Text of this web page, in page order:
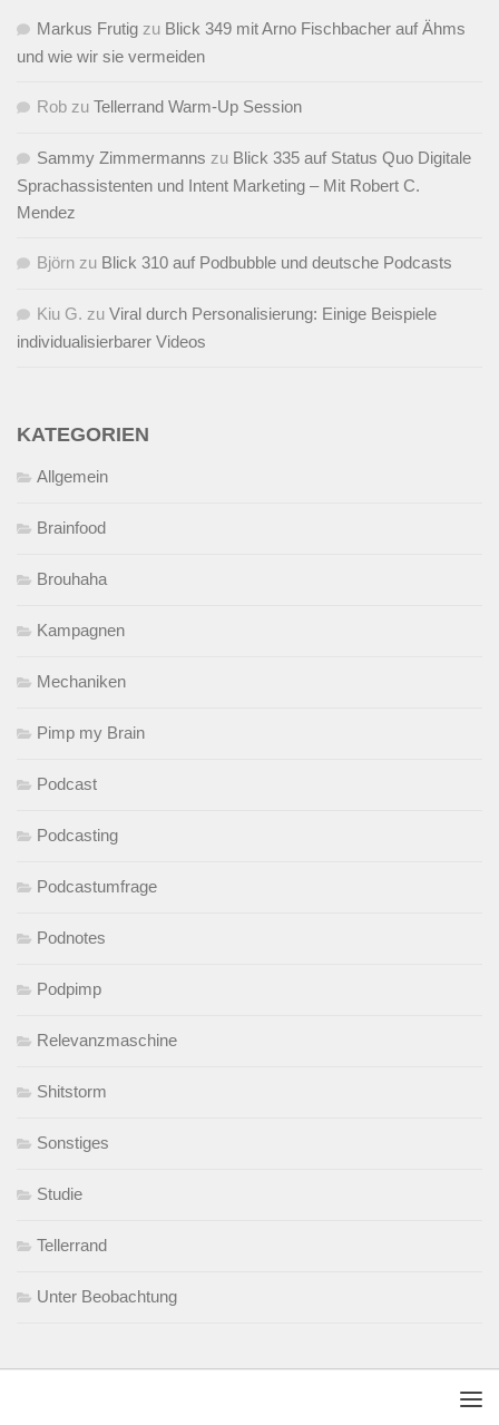
Markus Frutig zu Blick 349 mit Arno Fischbacher auf Ähms
und wie wir sie vermeiden
Rob zu Tellerrand Warm-Up Session
Sammy Zimmermanns zu Blick 335 auf Status Quo Digitale
Sprachassistenten und Intent Marketing – Mit Robert C.
Mendez
Björn zu Blick 310 auf Podbubble und deutsche Podcasts
Kiu G. zu Viral durch Personalisierung: Einige Beispiele
individualisierbarer Videos
KATEGORIEN
Allgemein
Brainfood
Brouhaha
Kampagnen
Mechaniken
Pimp my Brain
Podcast
Podcasting
Podcastumfrage
Podnotes
Podpimp
Relevanzmaschine
Shitstorm
Sonstiges
Studie
Tellerrand
Unter Beobachtung